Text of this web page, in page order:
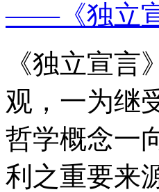
——《独立
《独立宣
观，一为继
哲学概念一
利之重要来